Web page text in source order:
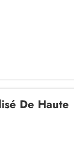
De Haute